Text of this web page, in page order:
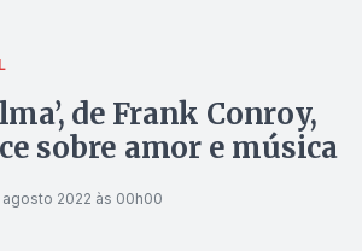
de Frank Conroy,
sobre amor e música
agosto 2022 às 00h00